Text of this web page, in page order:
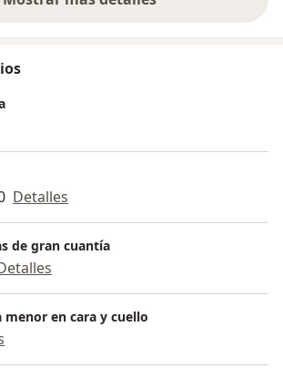
sobre la experiencia
Detalles
de gran cuantía
en cara y cuello